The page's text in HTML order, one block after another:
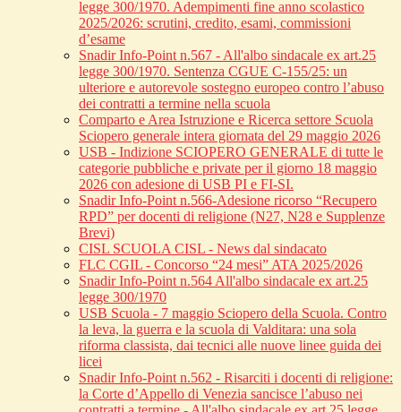
legge 300/1970. Adempimenti fine anno scolastico
2025/2026: scrutini, credito, esami, commissioni
d’esame
Snadir Info-Point n.567 - All'albo sindacale ex art.25
legge 300/1970. Sentenza CGUE C‑155/25: un
ulteriore e autorevole sostegno europeo contro l’abuso
dei contratti a termine nella scuola
Comparto e Area Istruzione e Ricerca settore Scuola
Sciopero generale intera giornata del 29 maggio 2026
USB - Indizione SCIOPERO GENERALE di tutte le
categorie pubbliche e private per il giorno 18 maggio
2026 con adesione di USB PI e FI-SI.
Snadir Info-Point n.566-Adesione ricorso “Recupero
RPD” per docenti di religione (N27, N28 e Supplenze
Brevi)
CISL SCUOLA CISL - News dal sindacato
FLC CGIL - Concorso “24 mesi” ATA 2025/2026
Snadir Info-Point n.564 All'albo sindacale ex art.25
legge 300/1970
USB Scuola - 7 maggio Sciopero della Scuola. Contro
la leva, la guerra e la scuola di Valditara: una sola
riforma classista, dai tecnici alle nuove linee guida dei
licei
Snadir Info-Point n.562 - Risarciti i docenti di religione:
la Corte d’Appello di Venezia sancisce l’abuso nei